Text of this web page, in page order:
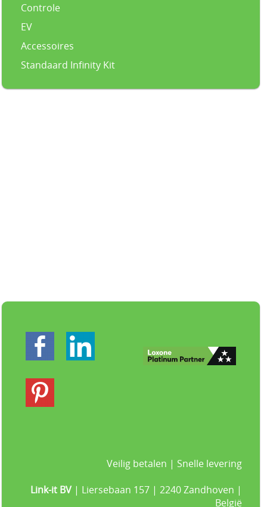
Controle
EV
Accessoires
Standaard Infinity Kit
Veilig betalen | Snelle levering
Link-it BV | Liersebaan 157 | 2240 Zandhoven |
België